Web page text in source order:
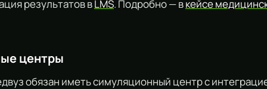
результатов вLMS. Подробно — вкейсе
центры
обязан иметь симуляционный центр с